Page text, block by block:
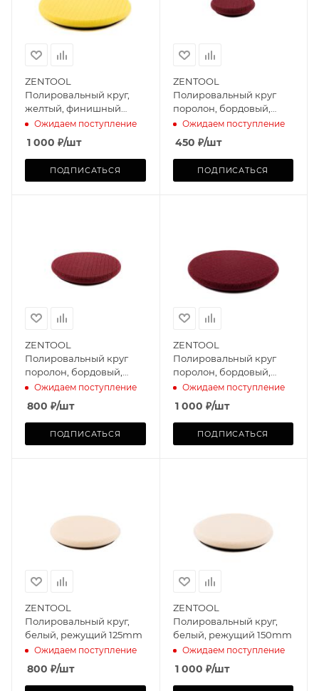
ZENTOOL
Полировальный круг,
желтый, финишный
150mm
Ожидаем поступление
1 000 ₽/шт
ПОДПИСАТЬСЯ
ZENTOOL
Полировальный круг
поролон, бордовый,
полирующий 75mm
Ожидаем поступление
450 ₽/шт
ПОДПИСАТЬСЯ
ZENTOOL
Полировальный круг
поролон, бордовый,
полирующий 125mm
Ожидаем поступление
800 ₽/шт
ПОДПИСАТЬСЯ
ZENTOOL
Полировальный круг
поролон, бордовый,
полирующий 150mm
Ожидаем поступление
1 000 ₽/шт
ПОДПИСАТЬСЯ
ZENTOOL
Полировальный круг,
белый, режущий 125mm
Ожидаем поступление
800 ₽/шт
ZENTOOL
Полировальный круг,
белый, режущий 150mm
Ожидаем поступление
1 000 ₽/шт